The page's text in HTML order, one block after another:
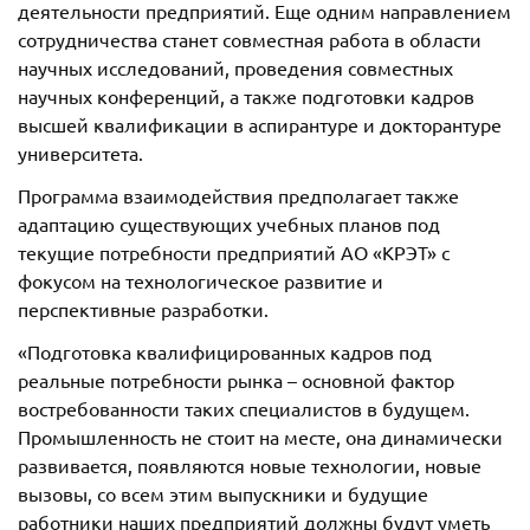
деятельности предприятий. Еще одним направлением
сотрудничества станет совместная работа в области
научных исследований, проведения совместных
научных конференций, а также подготовки кадров
высшей квалификации в аспирантуре и докторантуре
университета.
Программа взаимодействия предполагает также
адаптацию существующих учебных планов под
текущие потребности предприятий АО «КРЭТ» с
фокусом на технологическое развитие и
перспективные разработки.
«Подготовка квалифицированных кадров под
реальные потребности рынка – основной фактор
востребованности таких специалистов в будущем.
Промышленность не стоит на месте, она динамически
развивается, появляются новые технологии, новые
вызовы, со всем этим выпускники и будущие
работники наших предприятий должны будут уметь